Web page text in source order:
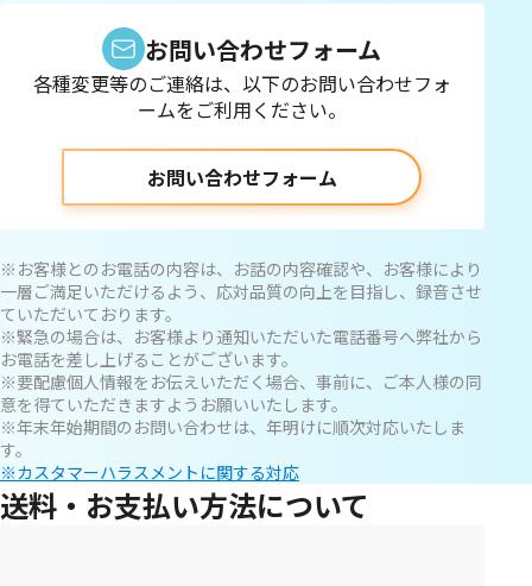
お問い合わせフォーム
各種変更等のご連絡は、以下のお問い合わせフォ
ームをご利用ください。
お問い合わせフォーム
※お客様とのお電話の内容は、お話の内容確認や、お客様により
一層ご満足いただけるよう、応対品質の向上を目指し、録音させ
ていただいております。
※緊急の場合は、お客様より通知いただいた電話番号へ弊社から
お電話を差し上げることがございます。
※要配慮個人情報をお伝えいただく場合、事前に、ご本人様の同
意を得ていただきますようお願いいたします。
※年末年始期間のお問い合わせは、年明けに順次対応いたしま
す。
※カスタマーハラスメントに関する対応
送料・お支払い方法について